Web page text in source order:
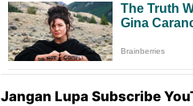
Jangan Lupa Subscribe